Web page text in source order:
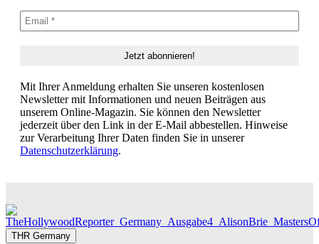
Mit Ihrer Anmeldung erhalten Sie unseren kostenlosen
Newsletter mit Informationen und neuen Beiträgen aus
unserem Online-Magazin. Sie können den Newsletter
jederzeit über den Link in der E-Mail abbestellen. Hinweise
zur Verarbeitung Ihrer Daten finden Sie in unserer
Datenschutzerklärung.
THR Germany